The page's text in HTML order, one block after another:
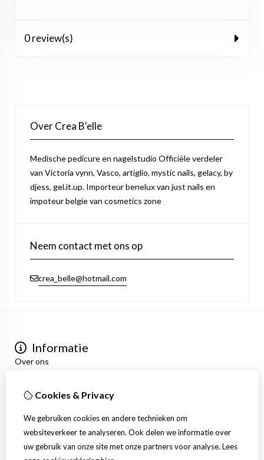
0 review(s)
Over Crea B'elle
Medische pedicure en nagelstudio Officiële verdeler
van Victoria vynn, Vasco, artiglio, mystic nails, gelacy, by
djess, gel.it.up. Importeur benelux van just nails en
impoteur belgie van cosmetics zone
Neem contact met ons op
crea_belle@hotmail.com
Informatie
Over ons
Algemene voorwaarden
Mijn account
Inloggen
Bestelhistorie
Verlanglijst
Cookies & Privacy
We gebruiken cookies en andere technieken om
websiteverkeer te analyseren. Ook delen we informatie over
uw gebruik van onze site met onze partners voor analyse. Lees